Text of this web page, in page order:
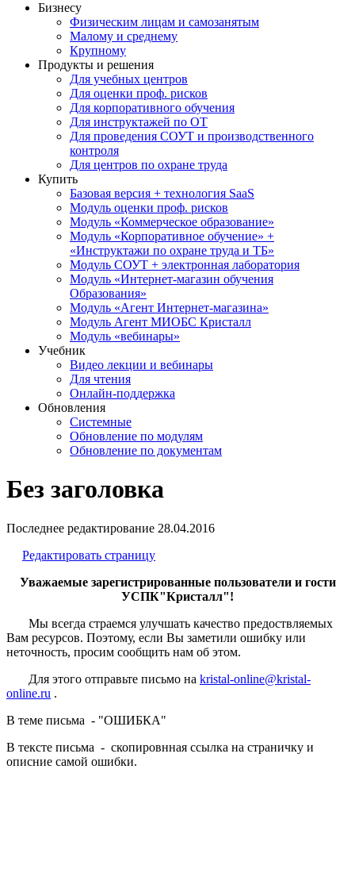
Бизнесу
Физическим лицам и самозанятым
Малому и среднему
Крупному
Продукты и решения
Для учебных центров
Для оценки проф. рисков
Для корпоративного обучения
Для инструктажей по ОТ
Для проведения СОУТ и производственного
контроля
Для центров по охране труда
Купить
Базовая версия + технология SaaS
Модуль оценки проф. рисков
Модуль «Коммерческое образование»
Модуль «Корпоративное обучение» +
«Инструктажи по охране труда и ТБ»
Модуль СОУТ + электронная лаборатория
Модуль «Интернет-магазин обучения
Образования»
Модуль «Агент Интернет-магазина»
Модуль Агент МИОБС Кристалл
Модуль «вебинары»
Учебник
Видео лекции и вебинары
Для чтения
Онлайн-поддержка
Обновления
Системные
Обновление по модулям
Обновление по документам
Без заголовка
Последнее редактирование 28.04.2016
Редактировать страницу
Уважаемые зарегистрированные пользователи и гости
УСПК"Кристалл"!
Мы всегда страемся улучшать качество предоствляемых
Вам ресурсов. Поэтому, если Вы заметили ошибку или
неточность, просим сообщить нам об этом.
Для этого отправьте письмо на kristal-online@kristal-
online.ru .
В теме письма - "ОШИБКА"
В тексте письма - скопировнная ссылка на страничку и
описние самой ошибки.